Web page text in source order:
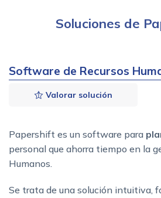
Soluciones de
Software de Recursos
Valorar solución
Papershift es un software para
personal que ahorra tiempo en la
Humanos.
Se trata de una solución intuitiva,